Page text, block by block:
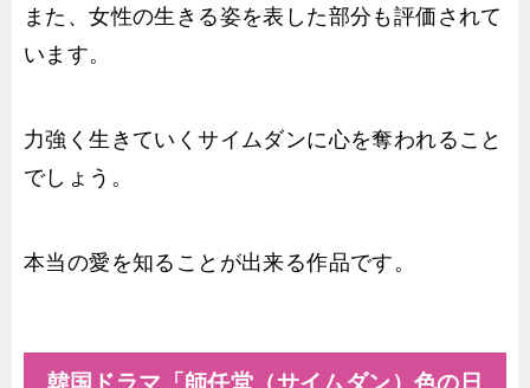
また、女性の生きる姿を表した部分も評価されて
います。
力強く生きていくサイムダンに心を奪われること
でしょう。
本当の愛を知ることが出来る作品です。
韓国ドラマ「師任堂（サイムダン）色の日